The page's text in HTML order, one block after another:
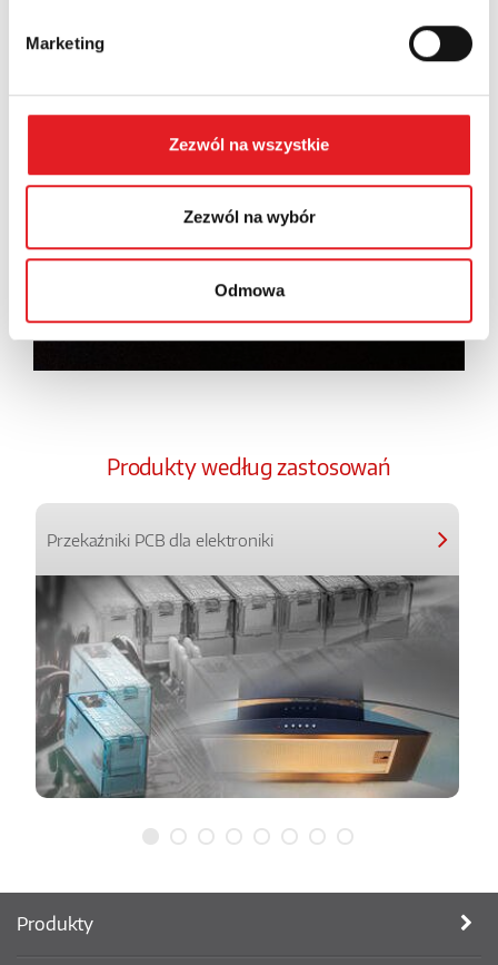
Marketing
Zezwól na wszystkie
Zezwól na wybór
Odmowa
temat przetwarzania danych osobowych w
Polityce
Zapoznałem z treściąPolityki Prywatności*
Produkty według zastosowań
Przekaźniki PCB dla elektroniki
Produkty